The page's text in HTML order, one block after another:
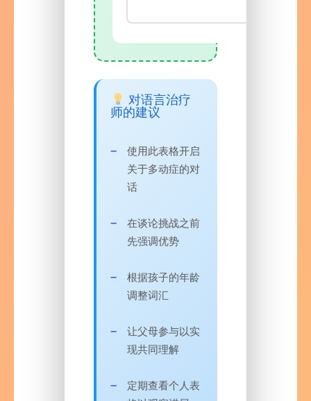
对语言治疗
师的建议
使用此表格开启
关于多动症的对
话
在谈论挑战之前
先强调优势
根据孩子的年龄
调整词汇
让父母参与以实
现共同理解
定期查看个人表